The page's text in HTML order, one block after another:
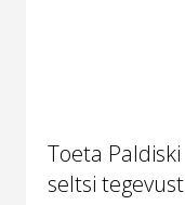
Toeta Paldiski
seltsi tegevust